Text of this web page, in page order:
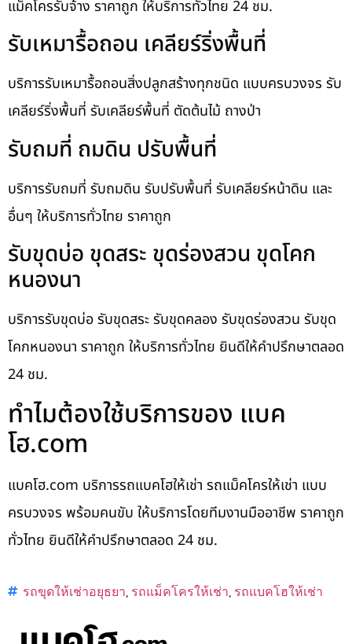
แม็คโครรับจ้าง ราคาถูก ให้บริการทั่วไทย 24 ชม.
รับเหมารื้อถอน เคลียร์ริ่งพื้นที่
บริการรับเหมารื้อถอนสิ่งปลูกสร้างทุกชนิด แบบครบวงจร รับ
เคลียร์ริ่งพื้นที่ รับเคลียร์พื้นที่ ตัดต้นไม้ ถางป่า
รับถมที่ ถมดิน ปรับพื้นที่
บริการรับถมที่ รับถมดิน รับปรับพื้นที่ รับเคลียร์หน้าดิน และ
อื่นๆ ให้บริการทั่วไทย ราคาถูก
รับขุดบ่อ ขุดสระ ขุดร่องสวน ขุดโคก
หนองนา
บริการรับขุดบ่อ รับขุดสระ รับขุดคลอง รับขุดร่องสวน รับขุด
โคกหนองนา ราคาถูก ให้บริการทั่วไทย ยินดีให้คำปรึกษาตลอด
24 ชม.
ทำไมต้องใช้บริการของ แบค
โฮ.com
แบคโฮ.com บริการรถแบคโฮให้เช่า รถแม็คโครให้เช่า แบบ
ครบวงจร พร้อมคนขับ ให้บริการโดยทีมงานมืออาชีพ ราคาถูก
ทั่วไทย ยินดีให้คำปรึกษาตลอด 24 ชม.
รถขุดให้เช่าอยุธยา, รถแม็คโครให้เช่า, รถแบคโฮให้เช่า